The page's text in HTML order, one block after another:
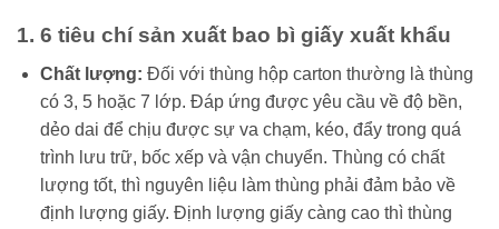
1. 6 tiêu chí sản xuất bao bì giấy xuất khẩu
Chất lượng: Đối với thùng hộp carton thường là thùng
có 3, 5 hoặc 7 lớp. Đáp ứng được yêu cầu về độ bền,
dẻo dai để chịu được sự va chạm, kéo, đẩy trong quá
trình lưu trữ, bốc xếp và vận chuyển. Thùng có chất
lượng tốt, thì nguyên liệu làm thùng phải đảm bảo về
định lượng giấy. Định lượng giấy càng cao thì thùng